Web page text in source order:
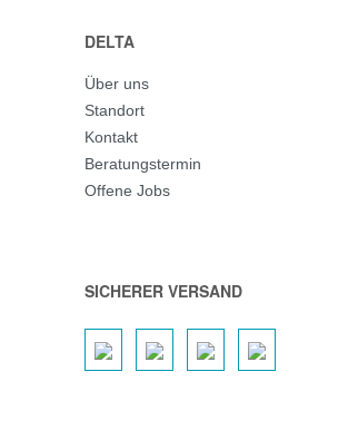
DELTA
Über uns
Standort
Kontakt
Beratungstermin
Offene Jobs
SICHERER VERSAND